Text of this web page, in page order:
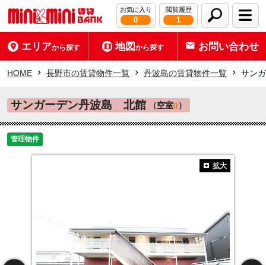
お気に入り
0
閲覧履歴
1
エリアから探す 地図から探す お問い合わせ
HOME 長野市の賃貸物件一覧 丹波島の賃貸物件一覧 サン
サンガーデン丹波島 北館 （空室0）
管理物件
拡大